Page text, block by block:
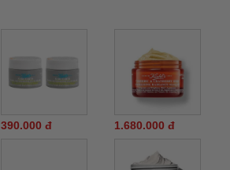
390.000 đ 1.680.000 đ